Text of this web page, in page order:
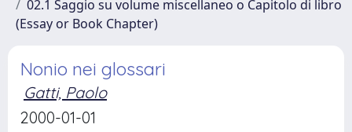
02.1 Saggio su volume miscellaneo o Capitolo di libro
(Essay or Book Chapter)
Nonio nei glossari
Gatti, Paolo
2000-01-01